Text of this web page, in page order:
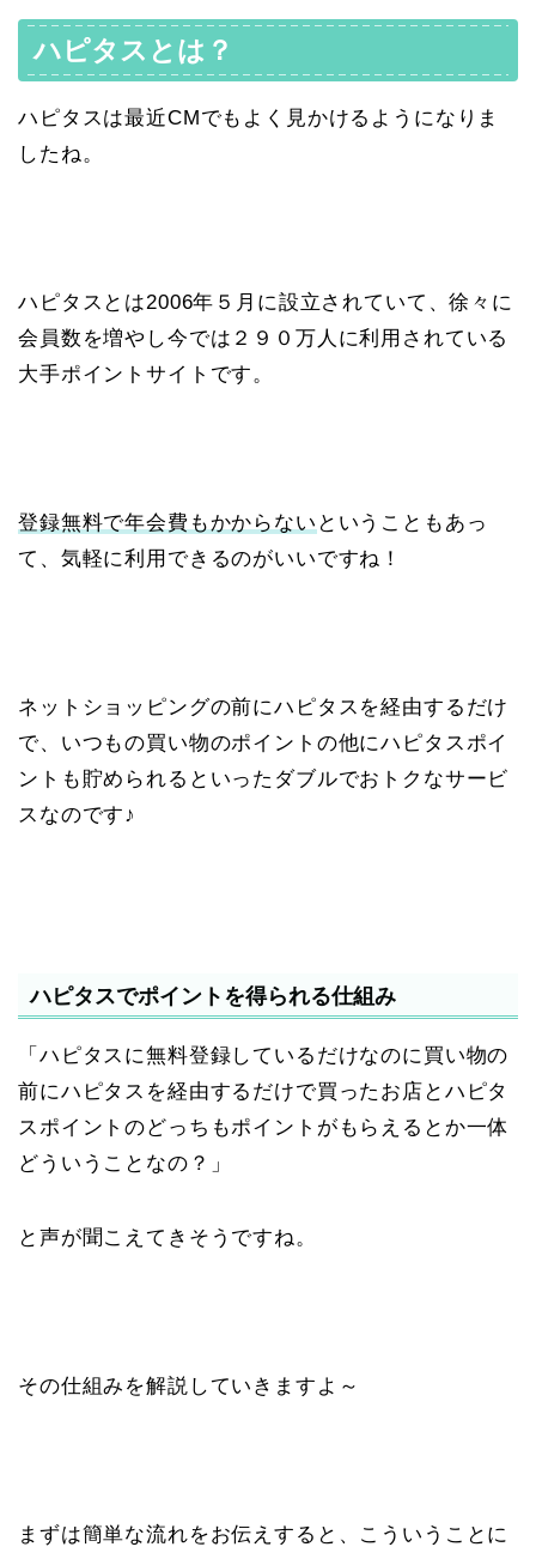
ハピタスとは？
ハピタスは最近CMでもよく見かけるようになりま
したね。
ハピタスとは2006年５月に設立されていて、徐々に
会員数を増やし今では２９０万人に利用されている
大手ポイントサイトです。
登録無料で年会費もかからない ということもあっ
て、気軽に利用できるのがいいですね！
ネットショッピングの前にハピタスを経由するだけ
で、いつもの買い物のポイントの他にハピタスポイ
ントも貯められるといったダブルでおトクなサービ
スなのです♪
ハピタスでポイントを得られる仕組み
「ハピタスに無料登録しているだけなのに買い物の
前にハピタスを経由するだけで買ったお店とハピタ
スポイントのどっちもポイントがもらえるとか一体
どういうことなの？」
と声が聞こえてきそうですね。
その仕組みを解説していきますよ～
まずは簡単な流れをお伝えすると、こういうことに